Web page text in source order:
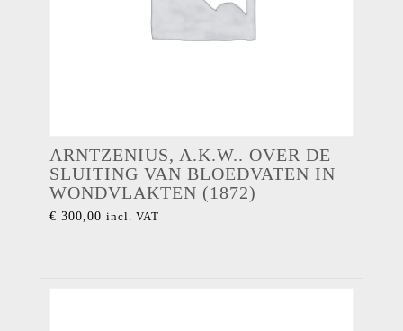
ARNTZENIUS, A.K.W.. OVER DE
SLUITING VAN BLOEDVATEN IN
WONDVLAKTEN (1872)
€ 300,00 incl. VAT